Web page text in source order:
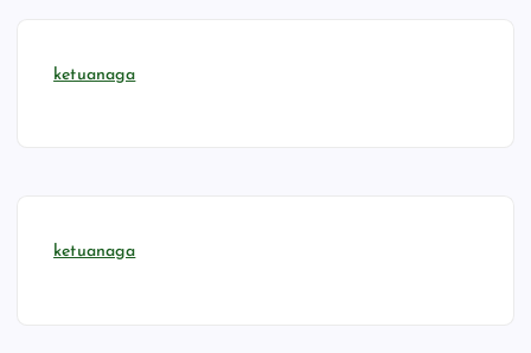
ketuanaga
ketuanaga